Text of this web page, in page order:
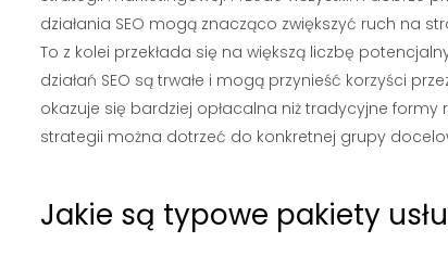
działania SEO mogą znacząco zwiększyć ruch na
To z kolei przekłada się na większą liczbę
działań SEO są trwałe i mogą przynieść korzyści
okazuje się bardziej opłacalna niż tradycyjne
strategii można dotrzeć do konkretnej grupy
Jakie są typowe pakiety